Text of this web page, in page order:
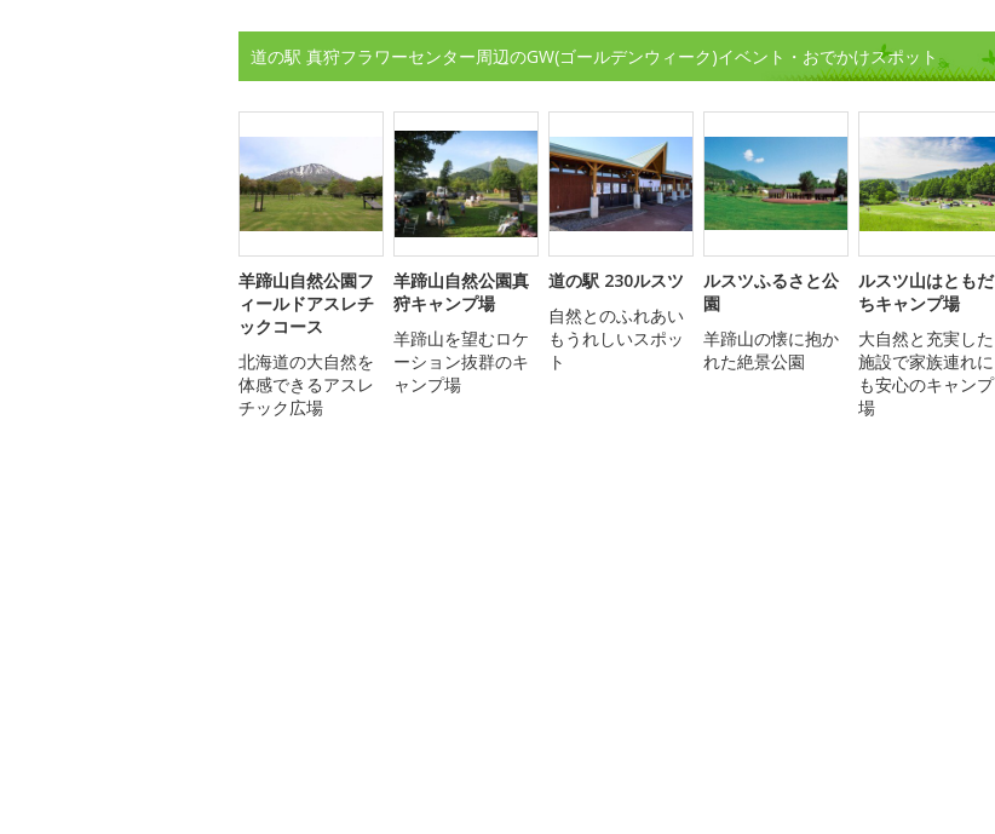
道の駅 真狩フラワーセンター周辺のGW(ゴールデンウィーク)イベント・おでかけスポット
羊蹄山自然公園フ
ィールドアスレチ
ックコース
北海道の大自然を
体感できるアスレ
チック広場
羊蹄山自然公園真
狩キャンプ場
羊蹄山を望むロケ
ーション抜群のキ
ャンプ場
道の駅 230ルスツ
自然とのふれあい
もうれしいスポッ
ト
ルスツふるさと公
園
羊蹄山の懐に抱か
れた絶景公園
ルスツ山はともだ
ちキャンプ場
大自然と充実した
施設で家族連れに
も安心のキャンプ
場